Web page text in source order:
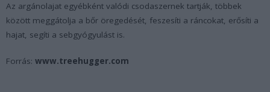
Az argánolajat egyébként valódi csodaszernek tartják, többek
között meggátolja a bőr öregedését, feszesíti a ráncokat, erősíti a
hajat, segíti a sebgyógyulást is.
Forrás: www.treehugger.com